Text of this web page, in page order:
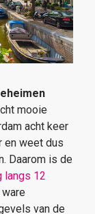
mooie
acht keer
en weet dus
Daarom is de
langs 12
ware
van de